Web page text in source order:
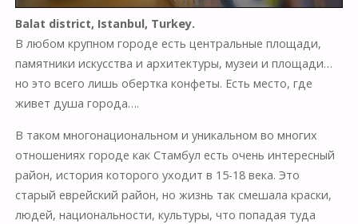
Balat district, Istanbul, Turkey.
В любом крупном городе есть центральные площади,
памятники искусства и архитектуры, музеи и площади…
но это всего лишь обертка конфеты. Есть место, где
живет душа города….
В таком многонациональном и уникальном во многих
отношениях городе как Стамбул есть очень интересный
район, история которого уходит в 15-18 века. Это
старый еврейский район, но жизнь так смешала краски,
людей, национальности, культуры, что попадая туда